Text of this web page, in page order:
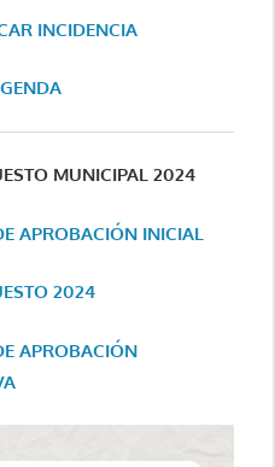
INCIDENCIA
MUNICIPAL 2024
APROBACIÓN INICIAL
2024
APROBACIÓN